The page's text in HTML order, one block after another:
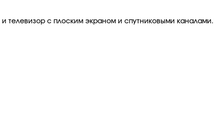
с плоским экраном и спутниковыми каналами.